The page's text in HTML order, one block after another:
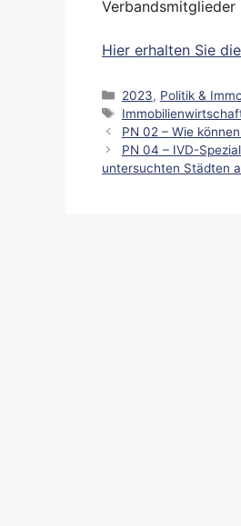
Hier erhalten Sie
Kategorien
2023, Politik &
Schlagwörter
PN 02 – Wie
PN 04 – IVD-
untersuchten Städten